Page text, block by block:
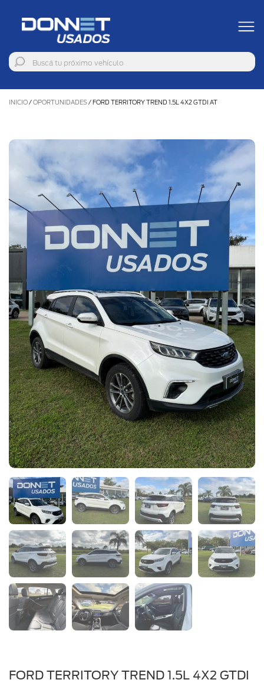
INICIO/OPORTUNIDADES/FORD TERRITORY TREND 1.5L 4X2 GTDI AT
FORD TERRITORY TREND 1.5L 4X2 GTDI